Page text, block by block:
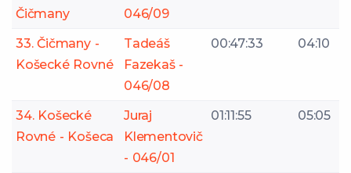
Čičmany
046/09
33. Čičmany -
Košecké Rovné
Tadeáš
Fazekaš -
046/08
00:47:33 04:10
34. Košecké
Rovné - Košeca
Juraj
Klementovič
- 046/01
01:11:55 05:05